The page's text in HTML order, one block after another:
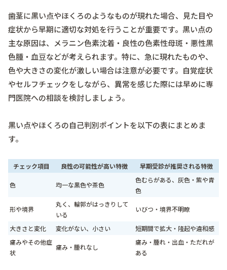
歯茎に黒い点やほくろのようなものが現れた場合、見た目や
症状から早期に適切な対処を行うことが重要です。黒い点の
主な原因は、メラニン色素沈着・良性の色素性母斑・悪性黒
色腫・血豆などが考えられます。特に、急に現れたものや、
色や大きさの変化が激しい場合は注意が必要です。自覚症状
やセルフチェックをしながら、異常を感じた際には早めに専
門医院への相談を検討しましょう。
黒い点やほくろの自己判別ポイントを以下の表にまとめま
す。
チェック項目 良性の可能性が高い特徴 早期受診が推奨される特徴
色 均一な黒色や茶色
色むらがある、灰色・紫や青
色
形や境界
丸く、輪郭がはっきりして
いる
いびつ・境界不明瞭
大きさと変化 変化がない、小さい
短期間で拡大・隆起や違和感
痛みやその他症
状
痛み・腫れなし
痛み・腫れ・出血・ただれが
ある